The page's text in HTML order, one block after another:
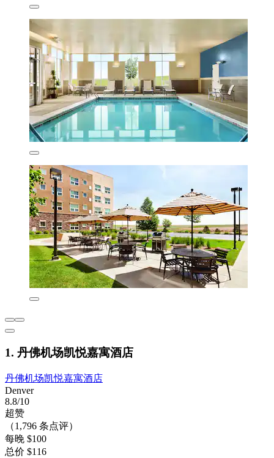
1. 丹佛机场凯悦嘉寓酒店
丹佛机场凯悦嘉寓酒店
Denver
8.8/10
超赞
（1,796 条点评）
每晚 $100
总价 $116